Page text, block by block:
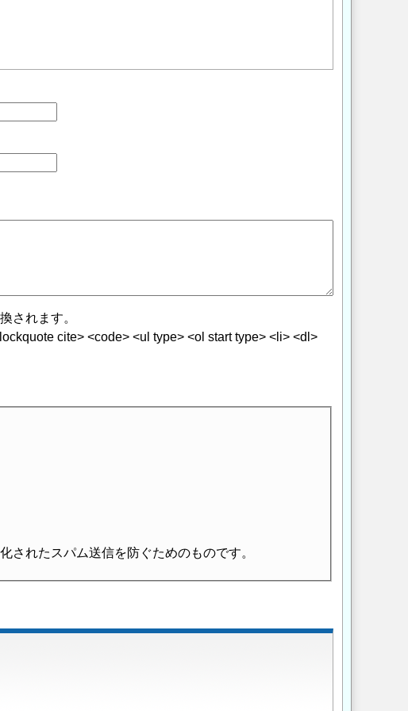
されます。
cite> <code> <ul type> <ol start type> <li> <dl>
されたスパム送信を防ぐためのものです。